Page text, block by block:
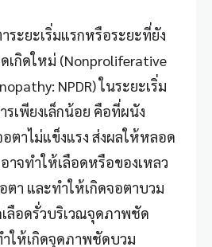
ระยะเริ่มแรกหรือระยะที่ยัง
เกิดใหม่ (Nonproliferative
NPDR) ในระยะเริ่ม
รเพียงเล็กน้อย คือที่ผนัง
ตาไม่แข็งแรง ส่งผลให้หลอด
าจทำให้เลือดหรือของเหลว
ตา และทำให้เกิดจอตาบวม
ลือดรั่วบริเวณจุดภาพชัด
ำให้เกิดจุดภาพชัดบวม